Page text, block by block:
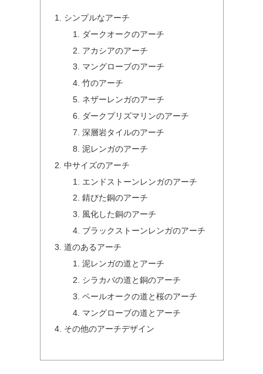
シンプルなアーチ
ダークオークのアーチ
アカシアのアーチ
マングローブのアーチ
竹のアーチ
ネザーレンガのアーチ
ダークプリズマリンのアーチ
深層岩タイルのアーチ
泥レンガのアーチ
中サイズのアーチ
エンドストーンレンガのアーチ
錆びた銅のアーチ
風化した銅のアーチ
ブラックストーンレンガのアーチ
道のあるアーチ
泥レンガの道とアーチ
シラカバの道と銅のアーチ
ペールオークの道と桜のアーチ
マングローブの道とアーチ
その他のアーチデザイン